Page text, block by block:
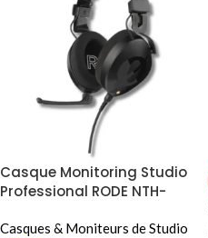
Casque Monitoring Studio
Professional RODE NTH-
Casques & Moniteurs de Studio